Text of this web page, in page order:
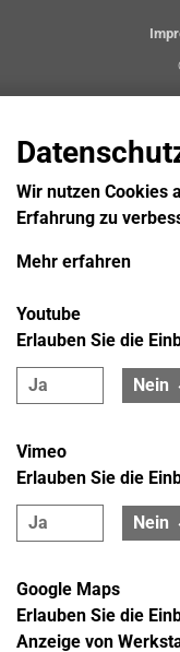
Wir nutzen Cookies
Erfahrung zu
Mehr erfahren
Ja Nein
Youtube
Erlauben Sie die
Ja Nein
Vimeo
Erlauben Sie die
Google Maps
Erlauben Sie die
Anzeige von